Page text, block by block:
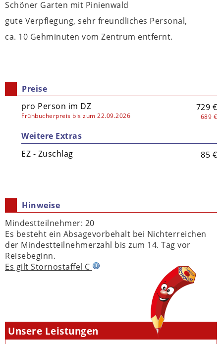
Schöner Garten mit Pinienwald
gute Verpflegung, sehr freundliches Personal,
ca. 10 Gehminuten vom Zentrum entfernt.
Preise
pro Person im DZ
729 €
Frühbucherpreis bis zum 22.09.2026 689 €
Weitere Extras
EZ - Zuschlag
85 €
Hinweise
Mindestteilnehmer: 20
Es besteht ein Absagevorbehalt bei Nichterreichen
der Mindestteilnehmerzahl bis zum 14. Tag vor
Reisebeginn.
Es gilt Stornostaffel C
Unsere Leistungen